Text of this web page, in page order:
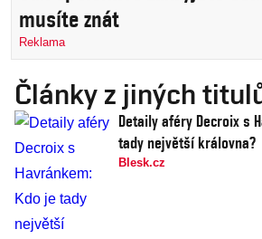
musíte znát
Reklama
Články z jiných
Detaily aféry Decroix s
tady největší královna?
Blesk.cz